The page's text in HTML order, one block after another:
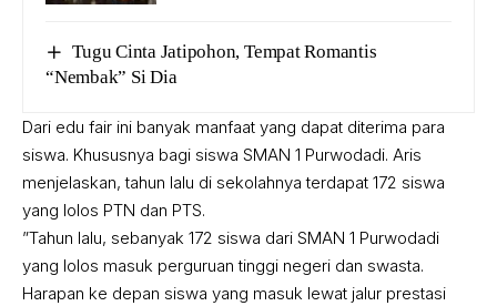
Tugu Cinta Jatipohon, Tempat Romantis
“Nembak” Si Dia
Dari edu fair ini banyak manfaat yang dapat diterima para
siswa. Khususnya bagi siswa SMAN 1 Purwodadi. Aris
menjelaskan, tahun lalu di sekolahnya terdapat 172 siswa
yang lolos PTN dan PTS.
”Tahun lalu, sebanyak 172 siswa dari SMAN 1 Purwodadi
yang lolos masuk perguruan tinggi negeri dan swasta.
Harapan ke depan siswa yang masuk lewat jalur prestasi